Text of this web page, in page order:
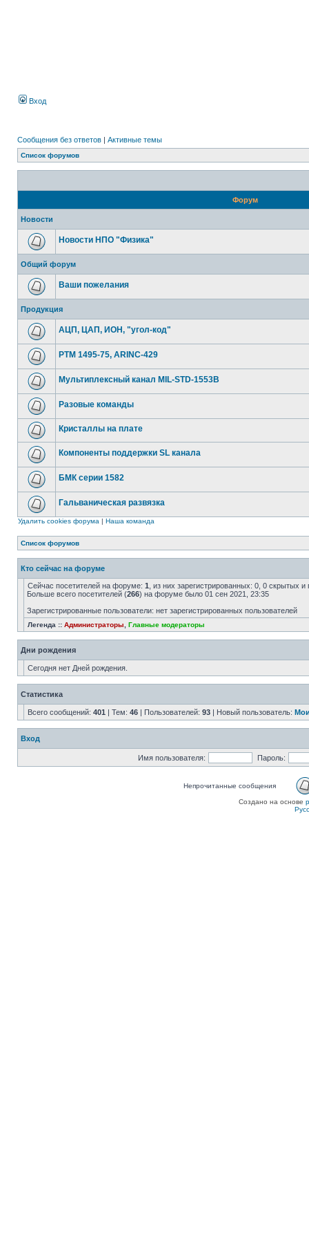
Вход
Сообщения без ответов | Активные темы
Список форумов
Форум
Новости
Новости НПО "Физика"
Общий форум
Ваши пожелания
Продукция
АЦП, ЦАП, ИОН, "угол-код"
РТМ 1495-75, ARINC-429
Мультиплексный канал MIL-STD-1553B
Разовые команды
Кристаллы на плате
Компоненты поддержки SL канала
БМК серии 1582
Гальваническая развязка
Удалить cookies форума | Наша команда
Список форумов
Кто сейчас на форуме
Сейчас посетителей на форуме: 1 , из них зарегистрированных: 0, 0 скрытых
Больше всего посетителей (266) на форуме было 01 сен 2021, 23:35
Зарегистрированные пользователи: нет зарегистрированных пользователей
Легенда :: Администраторы Главные модераторы
Дни рождения
Сегодня нет Дней рождения.
Статистика
Всего сообщений: 401 | Тем: 46 | Пользователей: 93 | Новый пользователь:
Вход
Имя пользователя: Пароль:
Непрочитанные сообщения
Создано на основе